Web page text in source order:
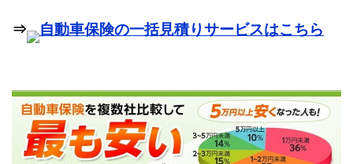
⇒ 自動車保険の一括見積りサービスはこちら